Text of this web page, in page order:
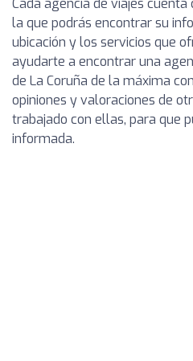
Cada agencia de viajes
la que podrás encontrar su
ubicación y los servicios que
ayudarte a encontrar una
de La Coruña de la máxima
opiniones y valoraciones de
trabajado con ellas, para que
informada.